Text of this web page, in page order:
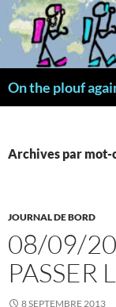
Aller
au
contenu
Archives par mot-
JOURNAL DE BORD
08/09/
PASSER
8 SEPTEMBRE 2013